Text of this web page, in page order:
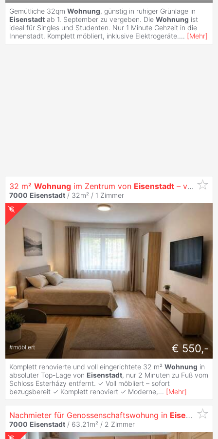
Gemütliche 32qm Wohnung, günstig in ruhiger Grünlage in
Eisenstadt ab 1. September zu vergeben. Die Wohnung ist
ideal für Singles und Studenten. Nur 1 Minute Gehzeit in die
Innenstadt. Komplett möbliert, inklusive Elektrogeräte.... [Mehr]
32 m² Wohnung im Zentrum von Eisenstadt – voll möbliert ab Juli
7000 Eisenstadt / 32m² / 1 Zimmer
#möbliert € 550,-
Komplett renovierte und voll eingerichtete 32 m² Wohnung in
absoluter Top-Lage von Eisenstadt, nur 2 Minuten zu Fuß vom
Schloss Esterházy entfernt. ✓ Voll möbliert – sofort
bezugsbereit ✓ Komplett renoviert ✓ Moderne,... [Mehr]
Nachmieter für Genossenschaftswohung in Eisenstadt
7000 Eisenstadt / 63,21m² / 2 Zimmer